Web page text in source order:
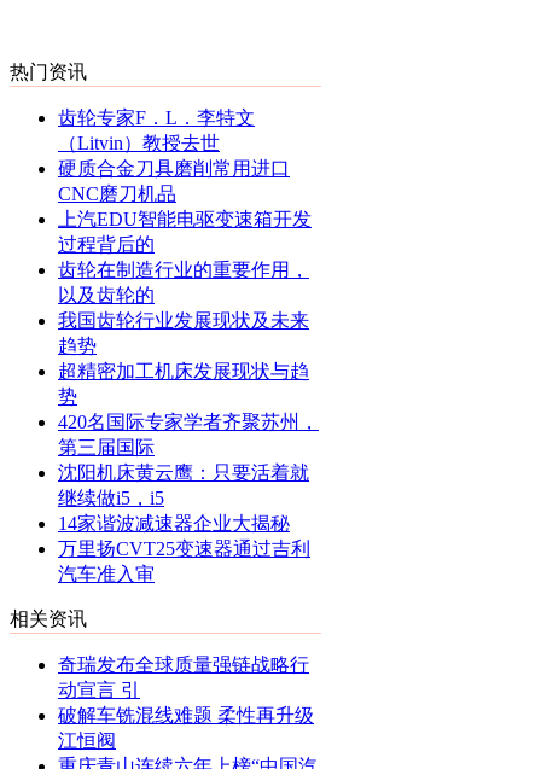
热门资讯
齿轮专家F．L．李特文
（Litvin）教授去世
硬质合金刀具磨削常用进口
CNC磨刀机品
上汽EDU智能电驱变速箱开发
过程背后的
齿轮在制造行业的重要作用，
以及齿轮的
我国齿轮行业发展现状及未来
趋势
超精密加工机床发展现状与趋
势
420名国际专家学者齐聚苏州，
第三届国际
沈阳机床黄云鹰：只要活着就
继续做i5，i5
14家谐波减速器企业大揭秘
万里扬CVT25变速器通过吉利
汽车准入审
相关资讯
奇瑞发布全球质量强链战略行
动宣言 引
破解车铣混线难题 柔性再升级
江恒阀